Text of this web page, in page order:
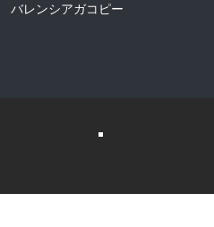
バレンシアガコピー